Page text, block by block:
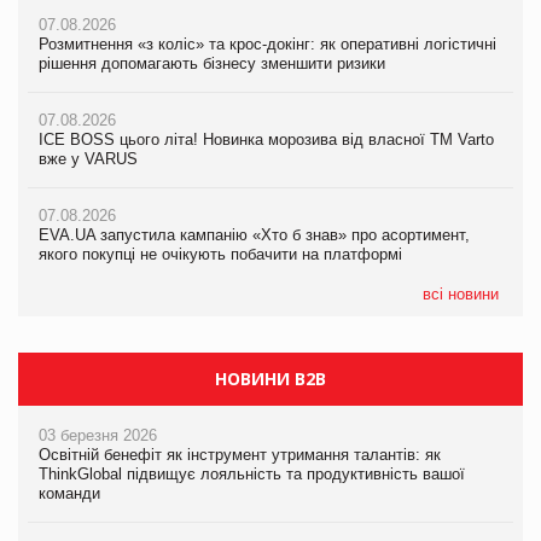
07.08.2026
Розмитнення «з коліс» та крос-докінг: як оперативні логістичні
рішення допомагають бізнесу зменшити ризики
07.08.2026
ICE BOSS цього літа! Новинка морозива від власної ТМ Varto
вже у VARUS
07.08.2026
EVA.UA запустила кампанію «Хто б знав» про асортимент,
якого покупці не очікують побачити на платформі
всі новини
07.08.2026
Розмитнення «з коліс» та крос-докінг: як оперативні логістичні
рішення допомагають бізнесу зменшити ризики
07.08.2026
ICE BOSS цього літа! Новинка морозива від власної ТМ Varto
вже у VARUS
07.08.2026
EVA.UA запустила кампанію «Хто б знав» про асортимент,
якого покупці не очікують побачити на платформі
07.08.2026
Kraft Heinz скоротила збиток у першому півріччі
Продажі Hugo Boss впали на 9%
НОВИНИ B2B
03 березня 2026
Освітній бенефіт як інструмент утримання талантів: як
ThinkGlobal підвищує лояльність та продуктивність вашої
команди